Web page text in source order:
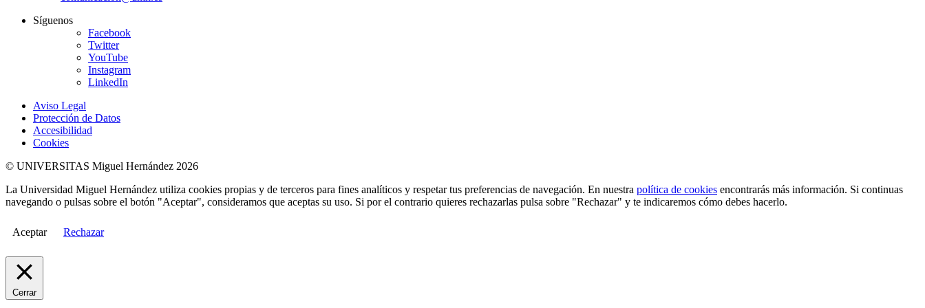
Síguenos
Facebook
Twitter
YouTube
Instagram
LinkedIn
Aviso Legal
Protección de Datos
Accesibilidad
Cookies
© UNIVERSITAS Miguel Hernández 2026
La Universidad Miguel Hernández utiliza cookies propias y de terceros para fines analíticos y respetar tus preferencias de navegación. En nuestra política de cookies encontrarás más información. Si continuas
navegando o pulsas sobre el botón "Aceptar", consideramos que aceptas su uso. Si por el contrario quieres rechazarlas pulsa sobre "Rechazar" y te indicaremos cómo debes hacerlo.
Aceptar Rechazar
Cerrar